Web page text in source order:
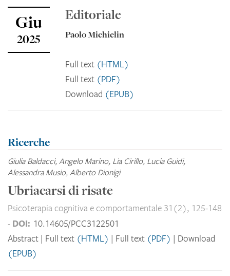
Giu
2025
Editoriale
Paolo Michielin
Full text (HTML)
Full text (PDF)
Download (EPUB)
Ricerche
Giulia Baldacci, Angelo Marino, Lia Cirillo, Lucia Guidi,
Alessandra Musio, Alberto Dionigi
Ubriacarsi di risate
Psicoterapia cognitiva e comportamentale 31(2), 125-148
- DOI: 10.14605/PCC3122501
Abstract
Full text (HTML) Full text (PDF)
Download
(EPUB)